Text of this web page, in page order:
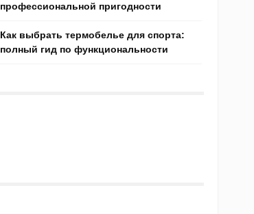
профессиональной пригодности
Как выбрать термобелье для спорта:
полный гид по функциональности